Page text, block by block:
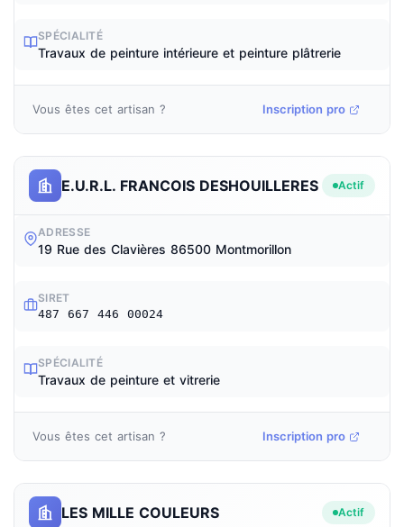
SPÉCIALITÉ
Travaux de peinture intérieure et peinture plâtrerie
Vous êtes cet artisan ? Inscription pro
E.U.R.L. FRANCOIS DESHOUILLERES Actif
ADRESSE
19 Rue des Clavières 86500 Montmorillon
SIRET
487 667 446 00024
SPÉCIALITÉ
Travaux de peinture et vitrerie
Vous êtes cet artisan ? Inscription pro
LES MILLE COULEURS Actif